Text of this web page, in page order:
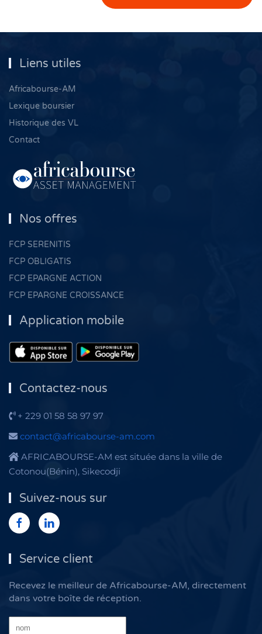
Liens utiles
Africabourse-AM
Lexique boursier
Historique des VL
Contact
Nos offres
FCP SERENITIS
FCP OBLIGATIS
FCP EPARGNE ACTION
FCP EPARGNE CROISSANCE
Application mobile
Contactez-nous
+ 229 01 58 58 97 97
contact@africabourse-am.com
AFRICABOURSE-AM est située dans la ville de
Cotonou(Bénin), Sikecodji
Suivez-nous sur
Service client
Recevez le meilleur de Africabourse-AM, directement
dans votre boîte de réception.